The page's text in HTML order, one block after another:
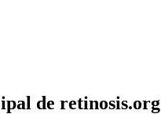
de retinosis.org